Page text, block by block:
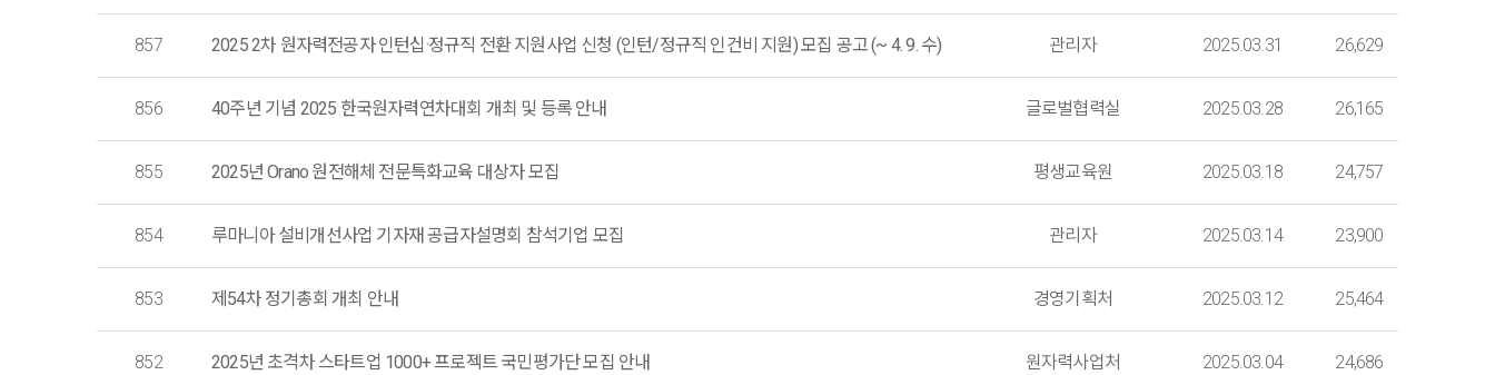
857 2025 2차 원자력전공자 인턴십·정규직 전환 지원사업 신청 (인턴/정규직 인건비 지원) 모집 공고 (~ 4. 9. 수) 관리자 2025.03.31 26,629
856 40주년 기념 2025 한국원자력연차대회 개최 및 등록 안내 글로벌협력실 2025.03.28 26,165
855 2025년 Orano 원전해체 전문특화교육 대상자 모집 평생교육원 2025.03.18 24,757
854 루마니아 설비개선사업 기자재 공급자설명회 참석기업 모집 관리자 2025.03.14 23,900
853 제54차 정기총회 개최 안내 경영기획처 2025.03.12 25,464
852 2025년 초격차 스타트업 1000+ 프로젝트 국민평가단 모집 안내 원자력사업처 2025.03.04 24,686